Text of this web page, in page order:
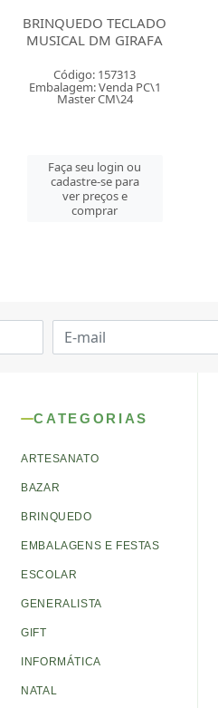
BRINQUEDO TECLADO
MUSICAL MINI DM
Código: 157314
Embalagem: Venda PC\1
Master CM\24
Faça seu login ou
cadastre-se para
ver preços e
comprar
CATEGORIAS
ARTESANATO
BAZAR
BRINQUEDO
EMBALAGENS E FESTAS
ESCOLAR
GENERALISTA
GIFT
INFORMÁTICA
NATAL